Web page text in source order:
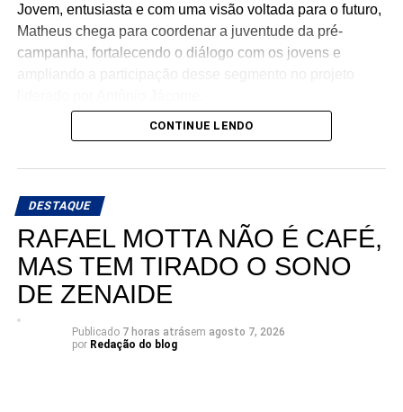
Jovem, entusiasta e com uma visão voltada para o futuro,
Matheus chega para coordenar a juventude da pré-
campanha, fortalecendo o diálogo com os jovens e
Ao declarar seu apoio, Matheus afirmou acreditar na
busca retornar à Assembleia Legislativa, segue
ampliando sua base de apoio e reunindo lideranças de
diferentes regiões e segmentos da sociedade em torno de
sua pré-candidatura.
CONTINUE LENDO
DESTAQUE
RAFAEL MOTTA NÃO É CAFÉ,
MAS TEM TIRADO O SONO
DE ZENAIDE
Publicado 7 horas atrásem agosto 7, 2026
por Redação do blog